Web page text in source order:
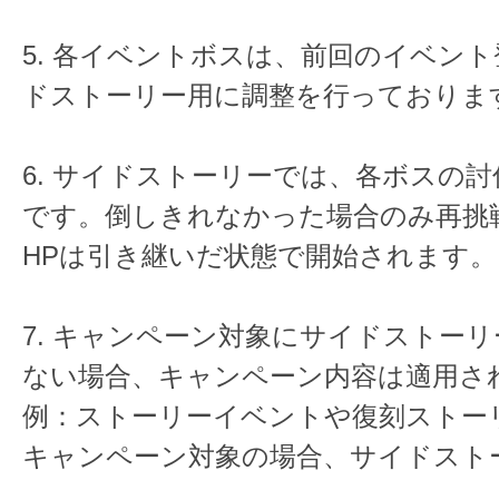
5. 各イベントボスは、前回のイベン
ドストーリー用に調整を行っておりま
6. サイドストーリーでは、各ボスの
です。倒しきれなかった場合のみ再
HPは引き継いだ状態で開始されます。
7. キャンペーン対象にサイドストー
ない場合、キャンペーン内容は適用さ
例：ストーリーイベントや復刻スト
キャンペーン対象の場合、サイドスト